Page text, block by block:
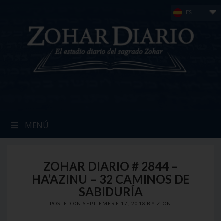
ES
MENÚ
ZOHAR DIARIO # 2844 –
HA’AZINU – 32 CAMINOS DE
SABIDURÍA
POSTED ON SEPTIEMBRE 17, 2018 BY ZION